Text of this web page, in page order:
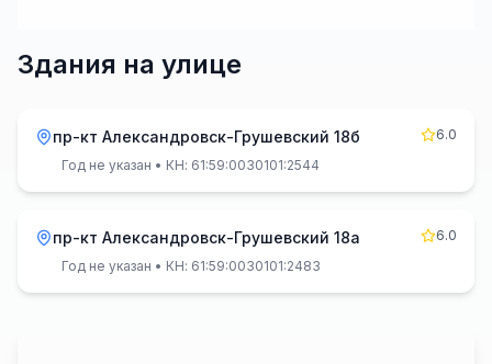
Здания на улице
пр-кт Александровск-Грушевский 18б
6.0
Год не указан • КН: 61:59:0030101:2544
пр-кт Александровск-Грушевский 18а
6.0
Год не указан • КН: 61:59:0030101:2483